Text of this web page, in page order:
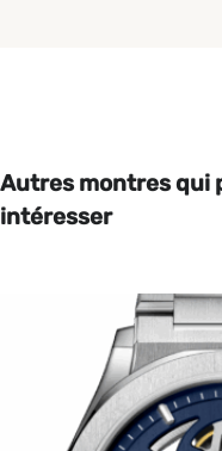
Autres montres qui
intéresser